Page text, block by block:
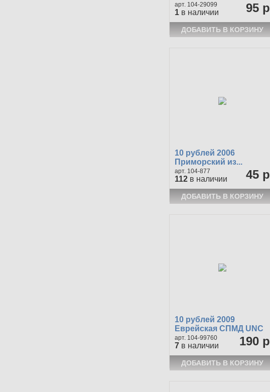
95 р
104-29099
1 в наличии
10 рублей 2006
Приморский из...
45 р
104-877
112 в наличии
10 рублей 2009
Еврейская СПМД UNC
190 р
104-99760
7 в наличии